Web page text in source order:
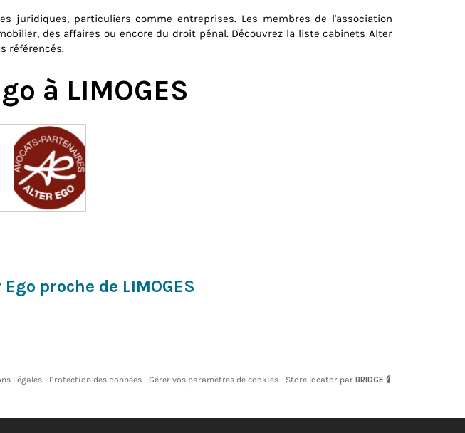
juridiques, particuliers comme entreprises. Les membres de l'association
des affaires ou encore du droit pénal. Découvrez la liste cabinets Alter
référencés.
à LIMOGES
proche de LIMOGES
Légales Protection des données Gérer vos paramètres de cookies Store locator par BRIDGE